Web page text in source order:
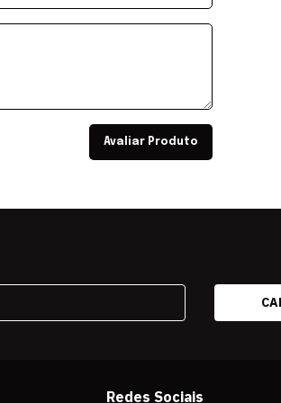
Avaliar Produto
Redes Sociais